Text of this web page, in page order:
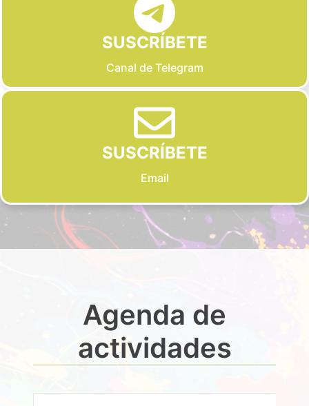
SUSCRÍBETE
Canal de Telegram
SUSCRÍBETE
Email
Agenda de
actividades